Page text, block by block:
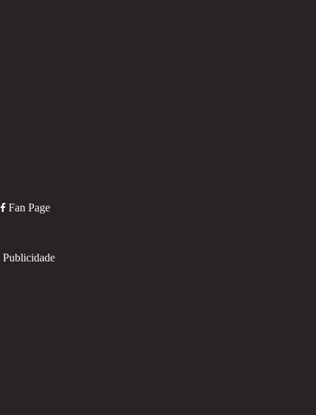
Fan Page
Publicidade